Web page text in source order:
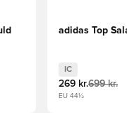
adidas Top
IC
269 kr.699 kr.
EU 44½